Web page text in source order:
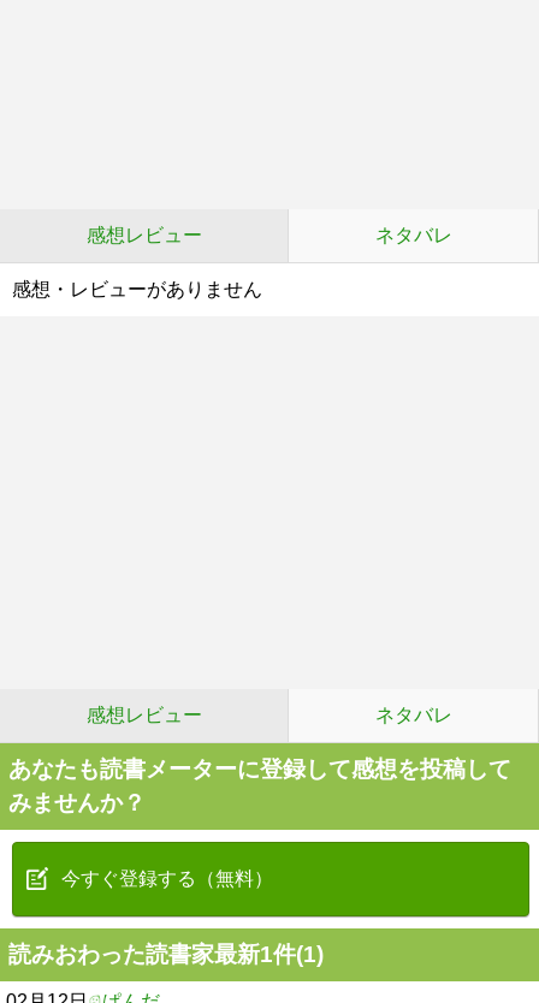
感想レビュー ネタバレ
感想・レビューがありません
感想レビュー ネタバレ
あなたも読書メーターに登録して感想を投稿して
みませんか？
今すぐ登録する（無料）
読みおわった読書家最新1件(1)